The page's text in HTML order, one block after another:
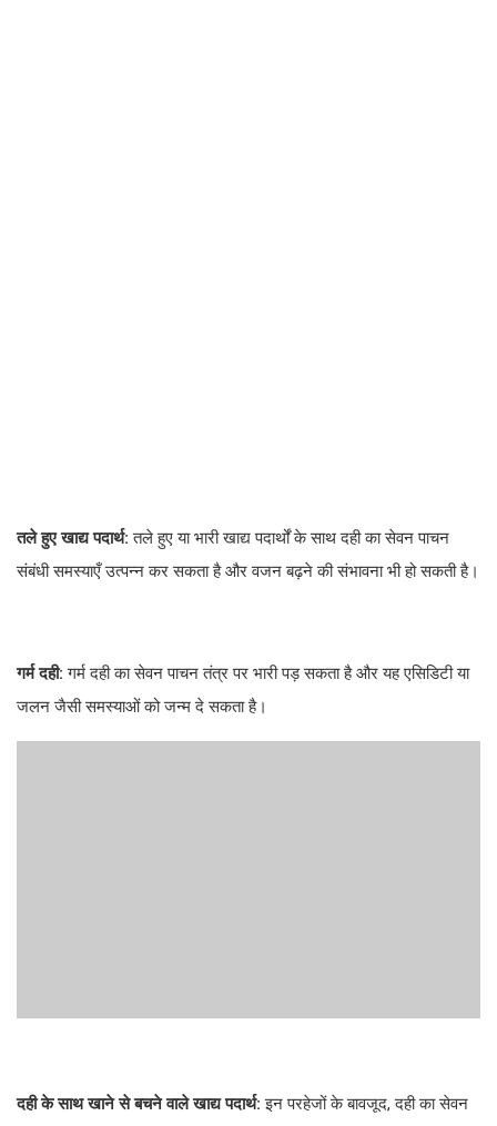
तले हुए खाद्य पदार्थ:तले हुए या भारी खाद्य पदार्थों के साथ दही का सेवन पाचन
संबंधी समस्याएँ उत्पन्न कर सकता है और वजन बढ़ने की संभावना भी हो सकती है।
गर्म दही:गर्म दही का सेवन पाचन तंत्र पर भारी पड़ सकता है और यह एसिडिटी या
जलन जैसी समस्याओं को जन्म दे सकता है।
दही के साथ खाने से बचने वाले खाद्य पदार्थ:इन परहेजों के बावजूद, दही का सेवन